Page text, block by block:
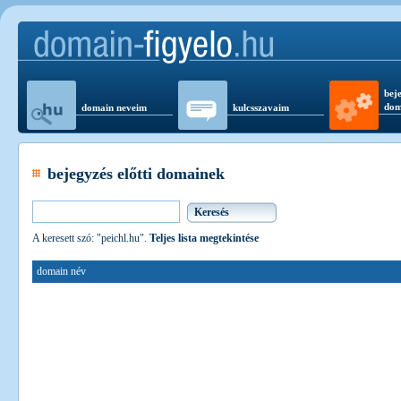
domain neveim kulcsszavaim
bejegyzés előtti domainek
A keresett szó: "peichl.hu". Teljes lista megtekintése
domain név